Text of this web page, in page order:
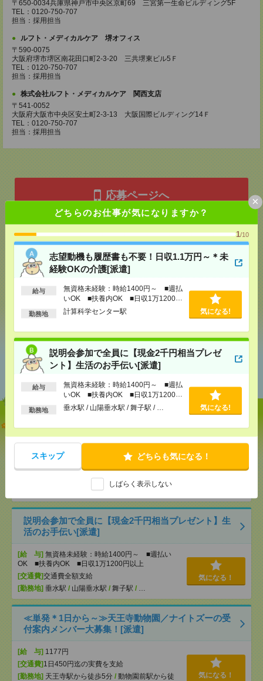
どちらのお仕事が気になりますか？
1/10
志望動機も履歴書も不要！日収1.1万円～＊未
経験OKの介護[派遣]
給与
無資格未経験：時給1400円～ ■週払
いOK ■扶養内OK ■日収1万1200円
以上
勤務地 計算科学センター駅 気になる!
説明会参加で全員に【現金2千円相当プレゼ
ント】生活のお手伝い[派遣]
給与
無資格未経験：時給1400円～ ■週払
いOK ■扶養内OK ■日収1万1200円
以上
勤務地 垂水駅 / 山陽垂水駅 / 舞子駅 / … 気になる!
スキップ どちらも気になる！
しばらく表示しない
×
〒650-0034兵庫県神戸市中央区京町69 三宮第一生命ビルディング5F
TEL：0120-750-707
担当：採用担当
ルフト・メディカルケア 堺オフィス
〒590-0075
大阪府堺市堺区南花田口町2-3-20 三共堺東ビル5Ｆ
TEL：0120-750-707
担当：採用担当
株式会社ルフト・メディカルケア 関西支店
〒541-0052
大阪府大阪市中央区安土町2-3-13 大阪国際ビルディング14Ｆ
TEL：0120-750-707
担当：採用担当
応募ページへ
気になる！ 電話応募
メール
シェア ツイート ブックマーク
あなたの閲覧履歴からの
おすすめ
の介護[派遣]
[給 与]無資格未経験：時給1400円～ ■週払い
OK ■扶養内OK ■日収1万1200円以上
交通費全額支給
計算科学センター駅
説明会参加で全員に【現金2千円相当プレゼント】生
活のお手伝い[派遣]
[給 与] 無資格未経験：時給1400円～ ■週払い
OK ■扶養内OK ■日収1万1200円以上
[交通費]交通費全額支給
[勤務地] 垂水駅 / 山陽垂水駅 / 舞子駅 / …
気になる！
≪単発＊1日から～≫天王寺動物園／ナイトズーの受
付案内メンバー大募集！[派遣]
[給 与] 1177円
[交通費] 1日450円迄の実費を支給
[勤務地] 天王寺駅から徒歩5分 / 動物園前駅から徒
気になる！